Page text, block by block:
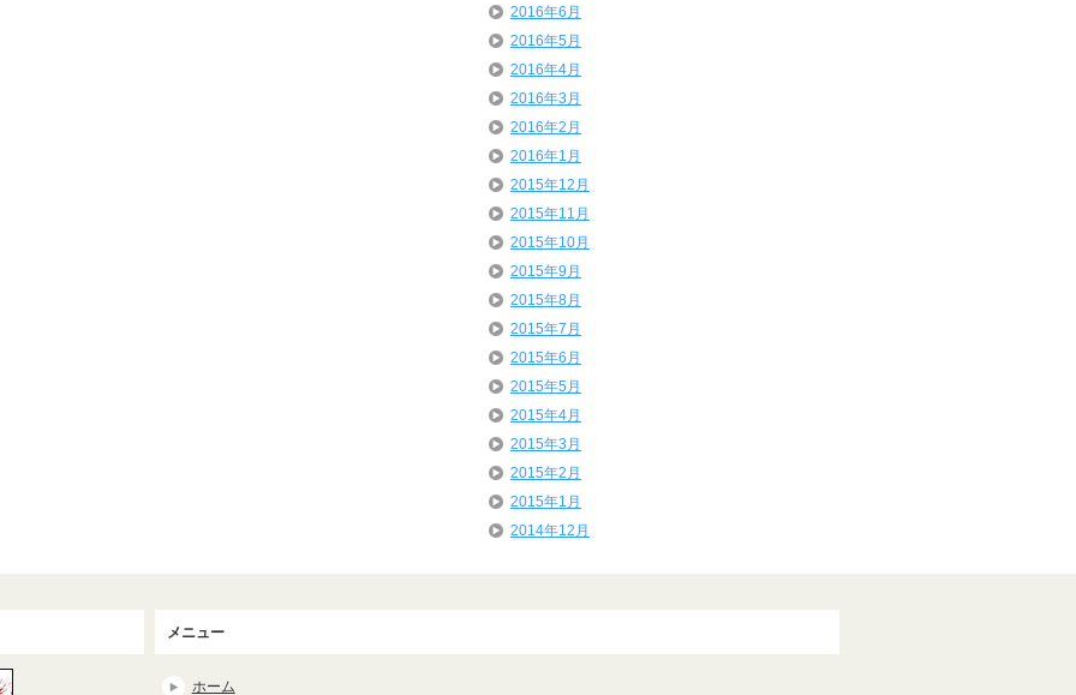
2016年6月
2016年5月
2016年4月
2016年3月
2016年2月
2016年1月
2015年12月
2015年11月
2015年10月
2015年9月
2015年8月
2015年7月
2015年6月
2015年5月
2015年4月
2015年3月
2015年2月
2015年1月
2014年12月
メニュー
ホーム